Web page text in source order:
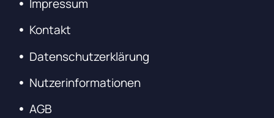
Impressum
Kontakt
Datenschutzerklärung
Nutzerinformationen
AGB